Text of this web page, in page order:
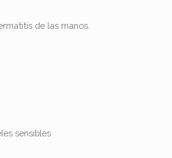
de las manos.
sensibles